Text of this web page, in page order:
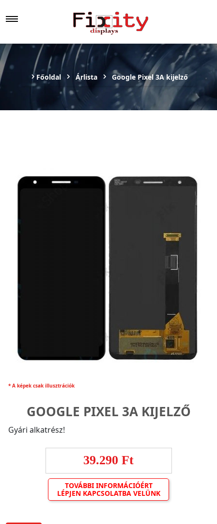
Főoldal Árlista Google Pixel 3A kijelző
* A képek csak illusztrációk
GOOGLE PIXEL 3A KIJELZŐ
Gyári alkatrész!
39.290 Ft
TOVÁBBI INFORMÁCIÓÉRT
LÉPJEN KAPCSOLATBA VELÜNK